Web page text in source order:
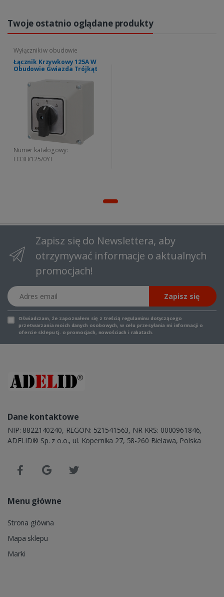
Twoje ostatnio oglądane produkty
Wyłączniki w obudowie
Łącznik Krzywkowy 125A W
Obudowie Gwiazda Trójkąt
Numer katalogowy:
LO3H/125/0YT
Zapisz się do Newslettera, aby
otrzymywać informacje o aktualnych
promocjach!
Adres email
Zapisz się
Oświadczam, że zapoznałem się z treścią regulaminu dotyczącego
przetwarzania moich danych osobowych, w celu przesyłania mi informacji o
ofercie sklepu tj. o promocjach, nowościach i rabatach.
Dane kontaktowe
NIP: 8822140240, REGON: 521541563, NR KRS: 0000961846,
ADELID® Sp. z o.o., ul. Kopernika 27, 58-260 Bielawa, Polska
Menu główne
Strona główna
Mapa sklepu
Marki